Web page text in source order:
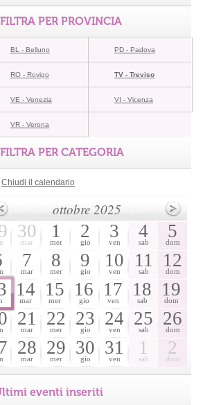
FILTRA PER PROVINCIA
BL - Belluno PD - Padova
RO - Rovigo TV - Treviso
VE - Venezia VI - Vicenza
VR - Verona
FILTRA PER CATEGORIA
Chiudi il calendario
ottobre 2025
30
mar
1
mer
2
gio
3
ven
4
sab
5
dom
7
mar
8
mer
9
gio
10
ven
11
sab
12
dom
14
mar
15
mer
16
gio
17
ven
18
sab
19
dom
21
mar
22
mer
23
gio
24
ven
25
sab
26
dom
28
mar
29
mer
30
gio
31
ven
1
sab
2
dom
eventi inseriti